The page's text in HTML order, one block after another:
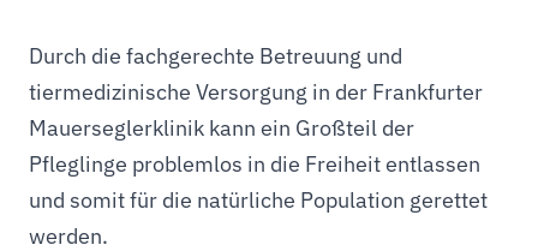
Durch die fachgerechte Betreuung und
tiermedizinische Versorgung in der Frankfurter
Mauerseglerklinik kann ein Großteil der
Pfleglinge problemlos in die Freiheit entlassen
und somit für die natürliche Population gerettet
werden.